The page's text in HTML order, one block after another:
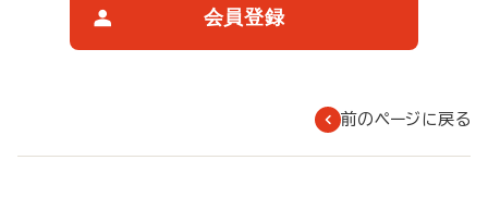
会員登録
前のページに戻る